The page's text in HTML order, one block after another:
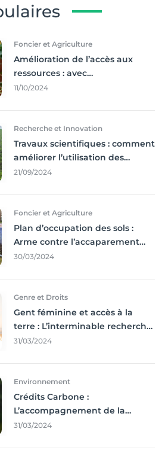
Foncier et Agriculture
Amélioration de l’accès aux
ressources : avec
l'incontournable ’agriculture
11/10/2024
Recherche et Innovation
Travaux scientifiques : comment
améliorer l’utilisation des
résultats coince
21/09/2024
Foncier et Agriculture
Plan d’occupation des sols :
Arme contre l’accaparement
des terres
30/03/2024
Genre et Droits
Gent féminine et accès à la
terre : L’interminable recherche
des droits
31/03/2024
Environnement
Crédits Carbone :
L’accompagnement de la
Francophonie
31/03/2024